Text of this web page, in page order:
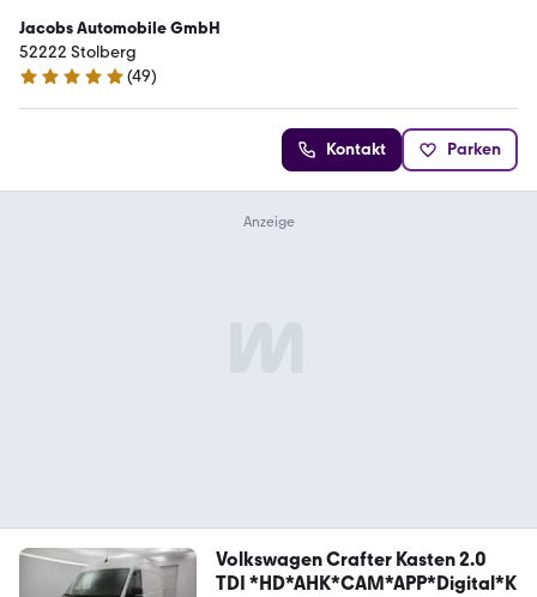
Jacobs Automobile GmbH
52222 Stolberg
5 Sterne
(49)
Kontakt Parken
Volkswagen Crafter Kasten 2.0
TDI *HD*AHK*CAM*APP*Digital*K